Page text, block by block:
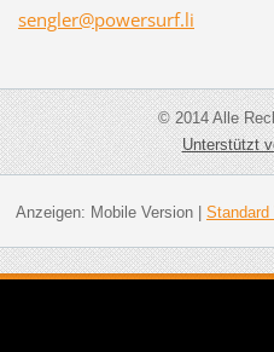
sengler@powersurf.li
© 2014 Alle
Unterstützt
Anzeigen: Mobile Version| Standard